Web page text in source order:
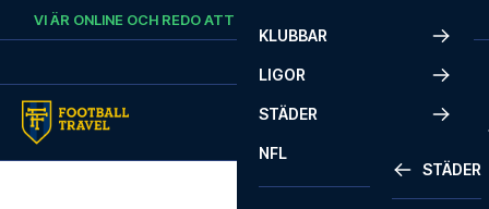
Skip to content
VI ÄR ONLINE OCH REDO ATT HJÄLPA DIG.
KLUBBAR
LIGOR
STÄDER
STÄDER
NFL